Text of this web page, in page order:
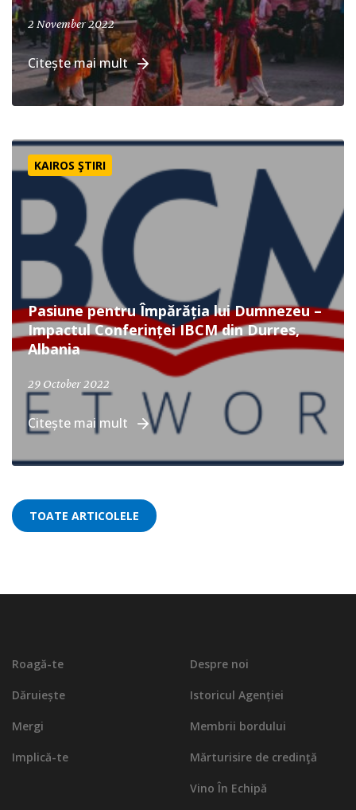
2 November 2022
Citește mai mult
Pasiune pentru Împărăția lui Dumnezeu – Impactul
Pasiune pentru Împărăția lui Dumnezeu –
Impactul Conferinței IBCM din Durres,
Albania
KAIROS ŞTIRI
29 October 2022
Citește mai mult
TOATE ARTICOLELE
Roagă-te
Dăruiește
Mergi
Implică-te
Despre noi
Istoricul Agenției
Membrii bordului
Mărturisire de credinţă
Vino În Echipă